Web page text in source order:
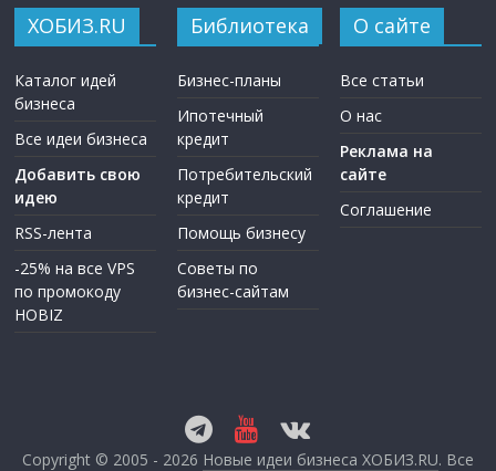
ХОБИЗ.RU
Каталог идей
бизнеса
Все идеи бизнеса
Добавить свою
идею
RSS-лента
-25% на все VPS
по промокоду
HOBIZ
Библиотека
Бизнес-планы
Ипотечный
кредит
Потребительский
кредит
Помощь бизнесу
Советы по
бизнес-сайтам
О сайте
Все статьи
О нас
Реклама на
сайте
Соглашение
Copyright © 2005 - 2026 Новые идеи бизнеса ХОБИЗ.RU. Все